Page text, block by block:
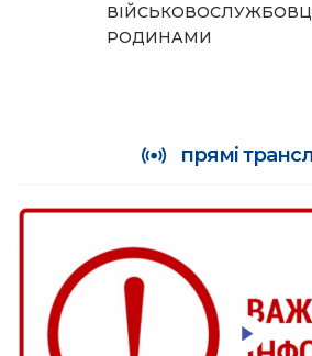
РОДИНАМИ
прямі